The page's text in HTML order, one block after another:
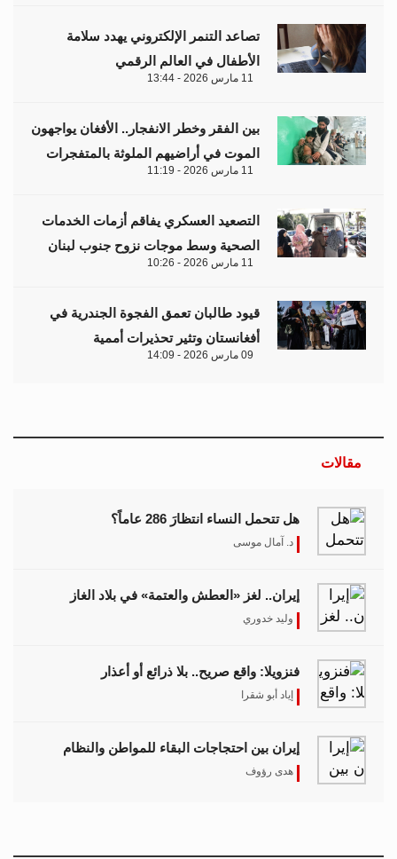
تصاعد التنمر الإلكتروني يهدد سلامة
الأطفال في العالم الرقمي
11 مارس 2026 - 13:44
بين الفقر وخطر الانفجار.. الأفغان يواجهون
الموت في أراضيهم الملوثة بالمتفجرات
11 مارس 2026 - 11:19
التصعيد العسكري يفاقم أزمات الخدمات
الصحية وسط موجات نزوح جنوب لبنان
11 مارس 2026 - 10:26
قيود طالبان تعمق الفجوة الجندرية في
أفغانستان وتثير تحذيرات أممية
09 مارس 2026 - 14:09
مقالات
هل تتحمل النساء انتظارَ 286 عاماً؟
د. آمال موسى
إيران.. لغز «العطش والعتمة» في بلاد الغاز
وليد خدوري
فنزويلا: واقع صريح.. بلا ذرائع أو أعذار
إياد أبو شقرا
إيران بين احتجاجات البقاء للمواطن والنظام
هدى رؤوف